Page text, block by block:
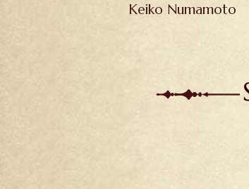
Keiko Numamoto